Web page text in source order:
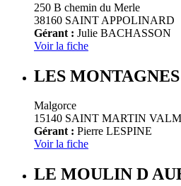
250 B chemin du Merle
38160 SAINT APPOLINARD
Gérant : Julie BACHASSON
Voir la fiche
LES
Malgorce
15140 SAINT MARTIN
Gérant : Pierre LESPINE
Voir la fiche
LE MOULIN D